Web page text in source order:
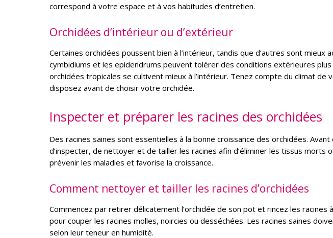
correspond à votre espace et à vos habitudes d’entretien.
Orchidées d’intérieur ou d’extérieur
Certaines orchidées poussent bien à l’intérieur, tandis que d’autres sont mieux
cymbidiums et les epidendrums peuvent tolérer des conditions extérieures
orchidées tropicales se cultivent mieux à l’intérieur. Tenez compte du climat de
disposez avant de choisir votre orchidée.
Inspecter et préparer les racines des orchidées
Des racines saines sont essentielles à la bonne croissance des orchidées.
d’inspecter, de nettoyer et de tailler les racines afin d’éliminer les tissus morts
prévenir les maladies et favorise la croissance.
Comment nettoyer et tailler les racines d’orchidées
Commencez par retirer délicatement l’orchidée de son pot et rincez les racines
pour couper les racines molles, noircies ou desséchées. Les racines saines
selon leur teneur en humidité.